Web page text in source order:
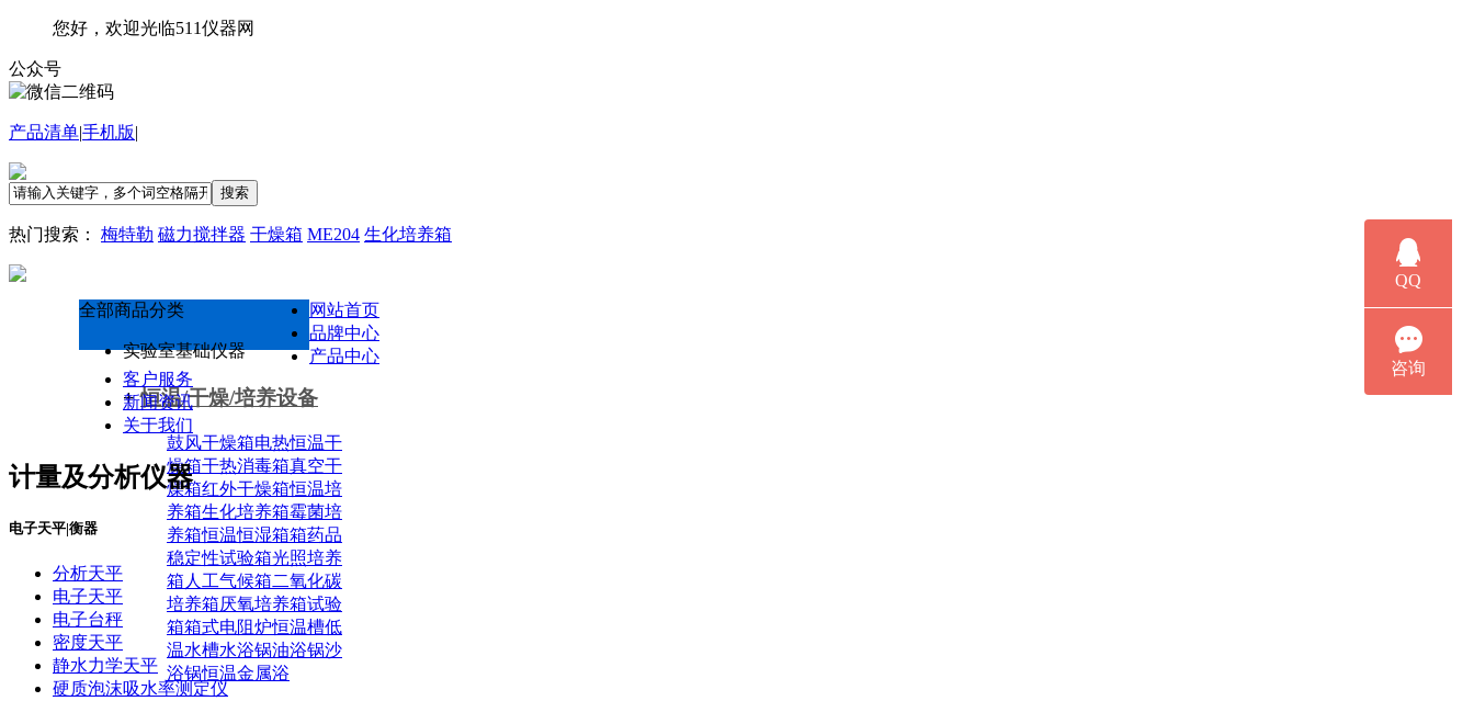
您好，欢迎光临511仪器网
公众号
产品清单|手机版|
搜索
热门搜索： 梅特勒 磁力搅拌器 干燥箱 ME204 生化培养箱
全部商品分类
实验室基础仪器
+恒温/干燥/培养设备
鼓风干燥箱电热恒温干
燥箱干热消毒箱真空干
燥箱红外干燥箱恒温培
养箱生化培养箱霉菌培
养箱恒温恒湿箱箱药品
稳定性试验箱光照培养
箱人工气候箱二氧化碳
培养箱厌氧培养箱试验
箱箱式电阻炉恒温槽低
温水槽水浴锅油浴锅沙
浴锅恒温金属浴
网站首页
品牌中心
产品中心
客户服务
新闻资讯
关于我们
计量及分析仪器
电子天平|衡器
分析天平
电子天平
电子台秤
密度天平
静水力学天平
硬质泡沫吸水率测定仪